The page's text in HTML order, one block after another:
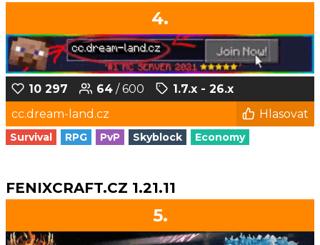
4.
10 297 64 / 600
1.7.x - 26.x
cc.dream-land.cz
Hlasovat
Survival RPG PvP Skyblock Economy
FENIXCRAFT.CZ 1.21.11
5.